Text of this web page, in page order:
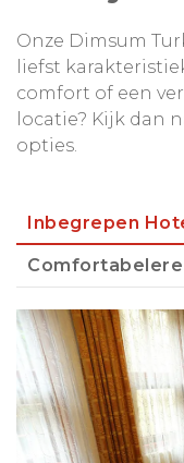
Onze Dimsum
liefst
comfort of een
locatie? Kijk dan
opties.
Inbegrepen